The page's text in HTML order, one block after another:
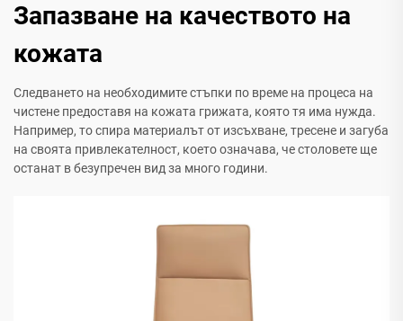
Запазване на качеството на
кожата
Следването на необходимите стъпки по време на процеса на
чистене предоставя на кожата грижата, която тя има нужда.
Например, то спира материалът от изсъхване, тресене и загуба
на своята привлекателност, което означава, че столовете ще
останат в безупречен вид за много години.